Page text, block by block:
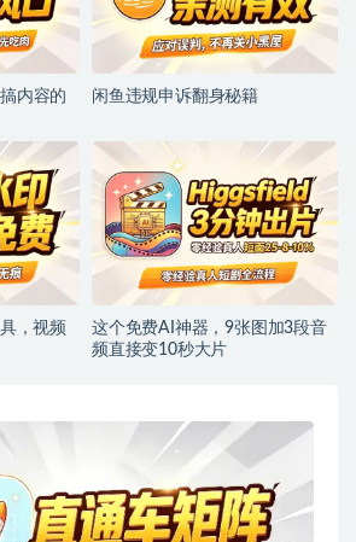
内容的
闲鱼违规申诉翻身秘籍
，视频
这个免费AI神器，9张图加3段音
频直接变10秒大片